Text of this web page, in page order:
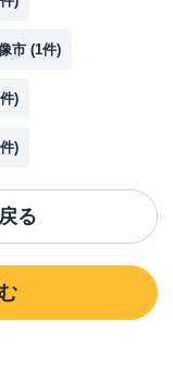
市 (1件)
件)
件)
る